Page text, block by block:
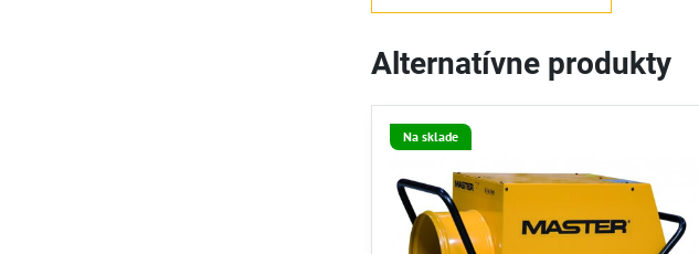
Alternatívne produkty
Na sklade